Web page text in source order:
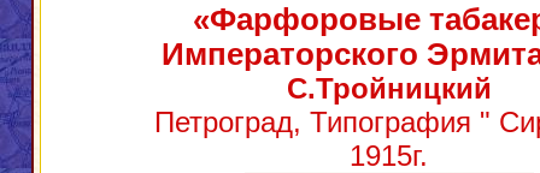
«Фарфоровые
Императорского
С.Тройницкий
Петроград, Типография "
1915г.